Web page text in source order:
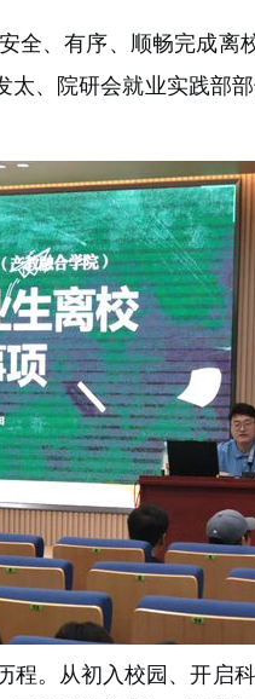
全、有序、顺畅完成离
、院研会就业实践部
。从初入校园、开启